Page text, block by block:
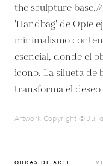
the sculpture base.//
'Handbag' de Opie
minimalismo
esencial, donde el
icono. La silueta de
transforma el
Artwork Copyright ©
OBRAS DE ARTE